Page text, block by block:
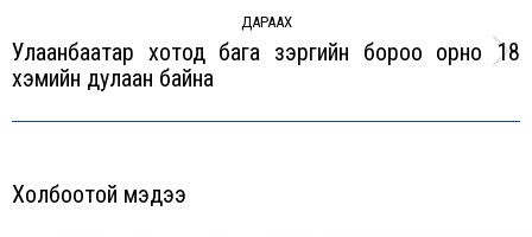
ДАРААХ
Next
Улаанбаатар хотод бага зэргийн бороо орно 18
хэмийн дулаан байна
Холбоотой мэдээ